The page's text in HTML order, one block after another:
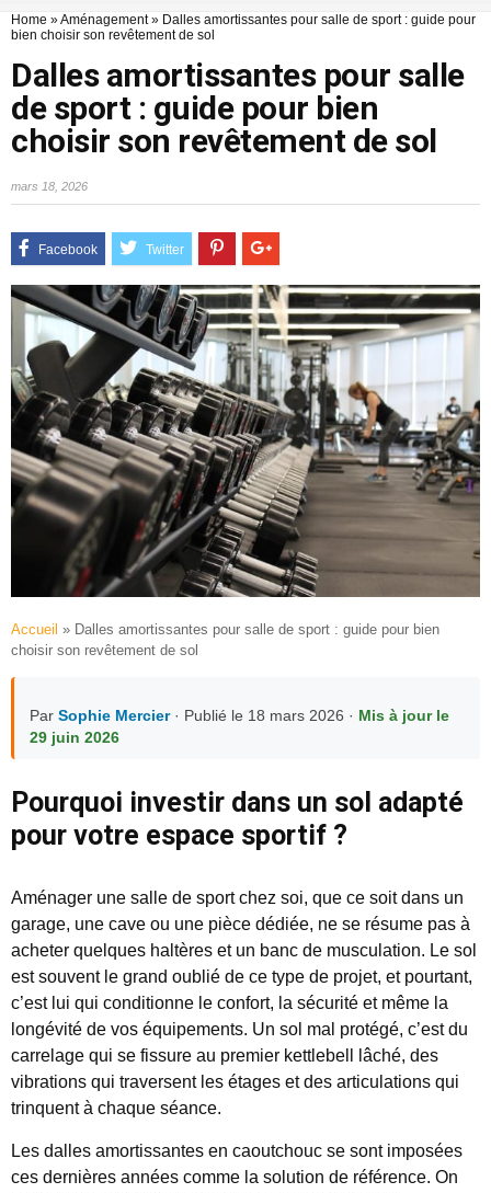
Home »Aménagement» Dalles amortissantes pour salle de sport : guide pour
bien choisir son revêtement de sol
Dalles amortissantes pour salle
de sport : guide pour bien
choisir son revêtement de sol
mars 18, 2026
Accueil » Dalles amortissantes pour salle de sport : guide pour bien
choisir son revêtement de sol
Par Sophie Mercier· Publié le 18 mars 2026 · Mis à jour le
29 juin 2026
Pourquoi investir dans un sol adapté
pour votre espace sportif ?
Aménager une salle de sport chez soi, que ce soit dans un
garage, une cave ou une pièce dédiée, ne se résume pas à
acheter quelques haltères et un banc de musculation. Le sol
est souvent le grand oublié de ce type de projet, et pourtant,
c’est lui qui conditionne le confort, la sécurité et même la
longévité de vos équipements. Un sol mal protégé, c’est du
carrelage qui se fissure au premier kettlebell lâché, des
vibrations qui traversent les étages et des articulations qui
trinquent à chaque séance.
Les dalles amortissantes en caoutchouc se sont imposées
ces dernières années comme la solution de référence. On